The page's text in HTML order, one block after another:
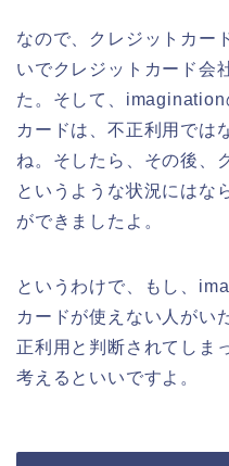
なので、クレジットカー
いでクレジットカード会
た。そして、imagination
カードは、不正利用では
ね。そしたら、その後、
というような状況にはな
ができましたよ。
というわけで、もし、
カードが使えない人がい
正利用と判断されてしま
考えるといいですよ。